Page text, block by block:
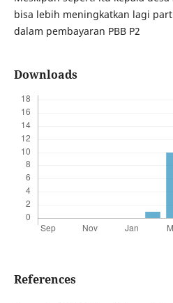
bisa lebih meningkatkan lagi
dalam pembayaran PBB P2
Downloads
References